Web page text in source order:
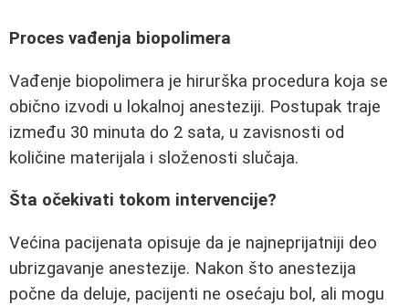
Proces vađenja biopolimera
Vađenje biopolimera je hirurška procedura koja se
obično izvodi u lokalnoj anesteziji. Postupak traje
između 30 minuta do 2 sata, u zavisnosti od
količine materijala i složenosti slučaja.
Šta očekivati tokom intervencije?
Većina pacijenata opisuje da je najneprijatniji deo
ubrizgavanje anestezije. Nakon što anestezija
počne da deluje, pacijenti ne osećaju bol, ali mogu